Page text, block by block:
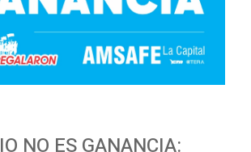
NO ES GANANCIA: